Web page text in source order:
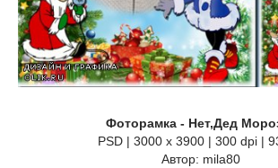
Фоторамка - Нет,Дед
PSD | 3000 x 3900 | 300 dpi |
Автор: mila80